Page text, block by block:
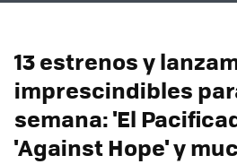
13 estrenos y
imprescindibles
semana: 'El
'Against Hope' y